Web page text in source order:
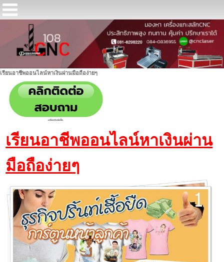
เรียนอาชีพออนไลน์หาเงินผ่านมือถือง่ายๆ
เรียนอาชีพออนไลน์หาเงินผ่าน
มือถือง่ายๆ